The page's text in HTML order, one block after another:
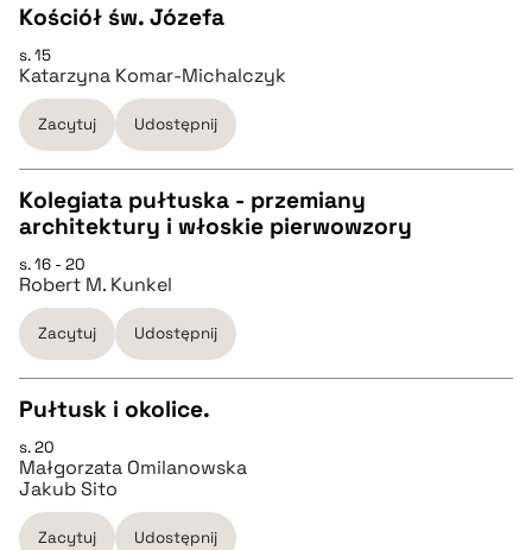
BIBTEX
pobierz cytat
CZYSTY TEKST
pobierz cytat
BIBTEX
pobierz cytat
Kościół św. Józefa
s. 15
Katarzyna Komar-Michalczyk
Zacytuj Udostępnij
CZYSTY TEKST
pobierz cytat
BIBTEX
Kolegiata pułtuska - przemiany
architektury i włoskie pierwowzory
s. 16 - 20
Robert M. Kunkel
Zacytuj Udostępnij
CZYSTY TEKST
pobierz cytat
Pułtusk i okolice.
s. 20
Małgorzata Omilanowska
Jakub Sito
Zacytuj Udostępnij